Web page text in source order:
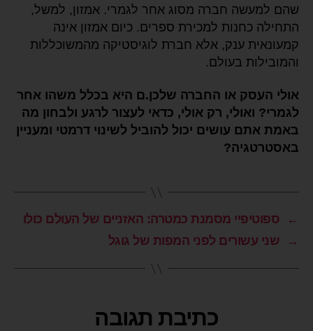
שהם למעשה חברה מסוג אחר לגמרי. אמזון, למשל,
התחילה כחנות למכירת ספרים. כיום אמזון אינה
קמעונאית ענק, אלא חברת לוגיסטיקה מהמשוכללות
והמובילות בעולם.
אולי העסק או החברה שלכן.ם היא בכלל משהו אחר
לגמרי? ואולי, רק אולי, כדאי לעצור לרגע ולבחון מה
באמת אתם עושים יכול להוביל לשינוי דרמטי ומעניין
באסטרטגיה?
←
ספוטיפיי מסמנת כמטרה: האזניים של העולם כולו
→
שני עשורים לפני המפות של גוגל
כתיבת תגובה